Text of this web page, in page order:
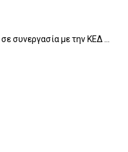
συνεργασία με την ΚΕΔ ...